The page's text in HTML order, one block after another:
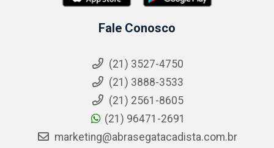
Fale Conosco
(21) 3527-4750
(21) 3888-3533
(21) 2561-8605
(21) 96471-2691
marketing@abrasegatacadista.com.br